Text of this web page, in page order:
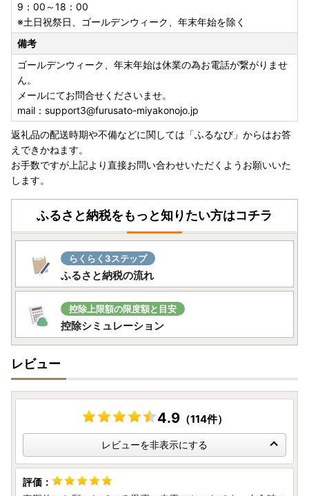
【お申込とお礼の品のお届けについて】
・都城市外にお住まいの方で、ご寄附いただいた皆様に都城
産のお礼の品をお送りします。
・お礼の品は原則、ご入金確認の翌月中に発送を行います
が、お品によっては【10日以内にお届け】するものや【お
届け時期を選べる】もの、発送までに時間を要するものがご
ざいます。詳細は、各返礼品ページでご確認ください。
※ ふるなびカタログ の場合は、 お選びいただいた翌月中
届けいたします。
・寄附者様ご都合による寄附申込のキャンセル、返礼品の変
更・返品、配送先・配送時期の変更はできません。あらかじ
めご了承ください。
-+-+-+-+-+-+-+-+-+-+-+-+-+-+-+-+-+-+-+-+-+-+-+-+-+
-+-+-
【寄附金受領証明書・ワンストップ特例申請書について】
・ご入金確認後約2～3週間程度で特産品とは別に郵送にて
お送りいたします。
-------------------------------------------------
ワンストップ特例申請書は、ご寄附の翌年の１月１０日まで
【送付先】
〒885-0078 宮崎県都城市宮丸町3070-1
都城市ふるさと納税担当 宛
-------------------------------------------------
▼ふるさと納税 総合窓口「ふるまど」▼
https://furumado.jp/
9：00～18：00
※土日祝祭日、ゴールデンウィーク、年末年始を除く
備考
ゴールデンウィーク、年末年始は休業の為お電話が繋がりませ
ん。
メールにてお問合せくださいませ。
mail：support3@furusato-miyakonojo.jp
返礼品の配送時期や不備などに関しては「ふるなび」からはお答
えできかねます。
お手数ですが上記より直接お問い合わせいただくようお願いいた
します。
ふるさと納税をもっと知りたい方はコチラ
らくらく3ステップ
ふるさと納税の流れ
控除上限額の限度額と目安
控除シミュレーション
レビュー
4.9（114件）
レビューを非表示にする